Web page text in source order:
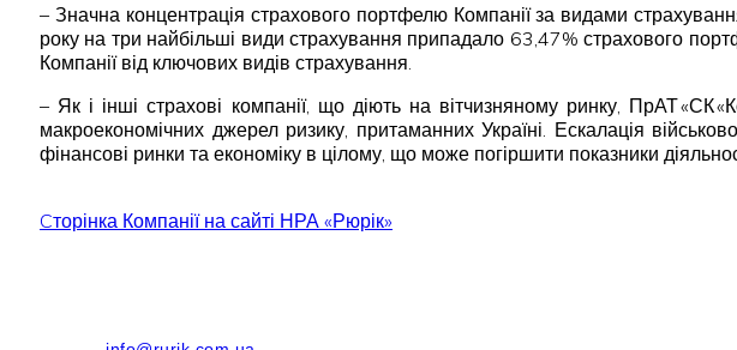
– Значна концентрація страхового портфелю Компанії за видами
року на три найбільші види страхування припадало 63,47% страхового
Компанії від ключових видів страхування.
– Як і інші страхові компанії, що діють на вітчизняному ринку, ПрАТ «СК
макроекономічних джерел ризику, притаманних Україні. Ескалація
фінансові ринки та економіку в цілому, що може погіршити показники
Cторінка Компанії на сайті НРА «Рюрік»